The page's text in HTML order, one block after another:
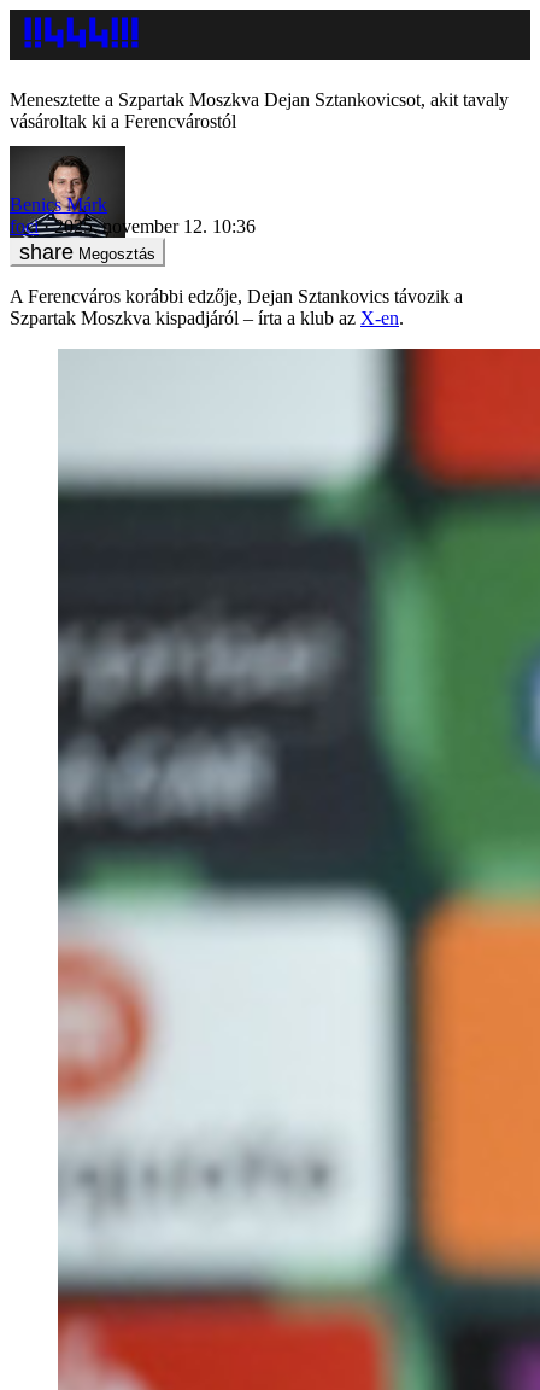
Menesztette a Szpartak Moszkva Dejan Sztankovicsot, akit tavaly
vásároltak ki a Ferencvárostól
Benics Márk
foci
2025. november 12. 10:36
Megosztás
A Ferencváros korábbi edzője, Dejan Sztankovics távozik a
Szpartak Moszkva kispadjáról – írta a klub az X-en.